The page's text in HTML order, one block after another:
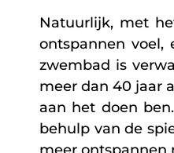
Natuurlijk, met
ontspannen
zwembad is
meer dan 40 jaar
aan het doen
behulp van de